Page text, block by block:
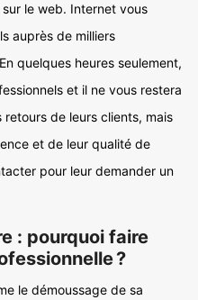
le web. Internet vous
auprès de milliers
quelques heures seulement,
et il ne vous restera
retours de leurs clients, mais
et de leur qualité de
pour leur demander un
: pourquoi faire
?
le démoussage de sa